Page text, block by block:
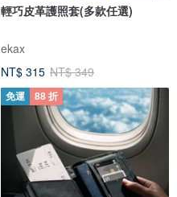
輕巧皮革護照套(多款任選)
ekax
NT$ 315 NT$ 349
免運 88 折